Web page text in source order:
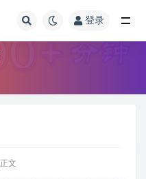
登录
正文